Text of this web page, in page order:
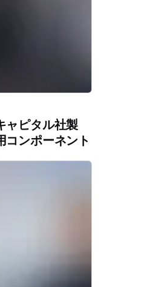
ャピタル社製
コンポーネント